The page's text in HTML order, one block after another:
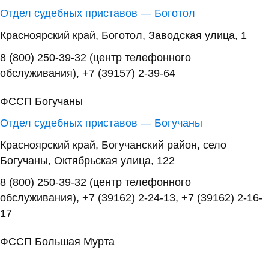
Отдел судебных приставов — Боготол
Красноярский край, Боготол, Заводская улица, 1
8 (800) 250-39-32 (центр телефонного
обслуживания), +7 (39157) 2-39-64
ФССП Богучаны
Отдел судебных приставов — Богучаны
Красноярский край, Богучанский район, село
Богучаны, Октябрьская улица, 122
8 (800) 250-39-32 (центр телефонного
обслуживания), +7 (39162) 2-24-13, +7 (39162) 2-16-
17
ФССП Большая Мурта